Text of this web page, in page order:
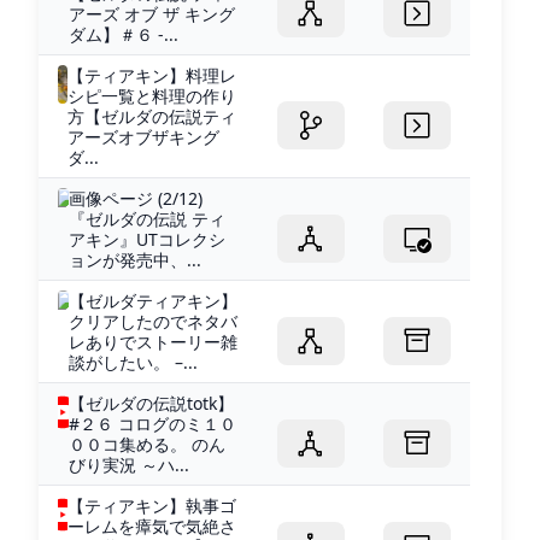
アーズ オブ ザ キング
ダム】＃６ -...
【ティアキン】料理レ
シピ一覧と料理の作り
方【ゼルダの伝説ティ
アーズオブザキング
ダ...
画像ページ (2/12)
『ゼルダの伝説 ティ
アキン』UTコレクシ
ョンが発売中、...
【ゼルダティアキン】
クリアしたのでネタバ
レありでストーリー雑
談がしたい。 –...
【ゼルダの伝説totk】
#２６ コログのミ１０
００コ集める。 のん
びり実況 ～ハ...
【ティアキン】執事ゴ
ーレムを瘴気で気絶さ